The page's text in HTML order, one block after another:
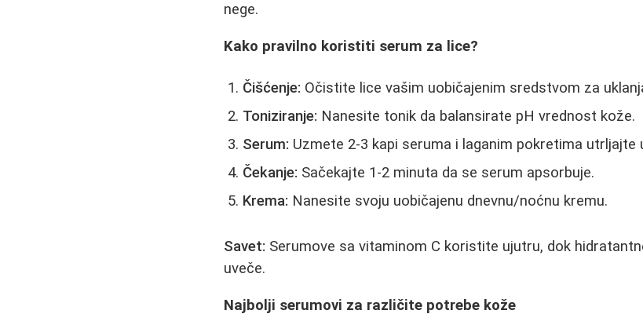
nege.
Kako pravilno koristiti serum za lice?
Čišćenje: Očistite lice vašim uobičajenim sredstvom za
Toniziranje: Nanesite tonik da balansirate pH vrednost kože.
Serum: Uzmete 2-3 kapi seruma i laganim pokretima utrljajte
Čekanje: Sačekajte 1-2 minuta da se serum apsorbuje.
Krema: Nanesite svoju uobičajenu dnevnu/noćnu kremu.
Savet: Serumove sa vitaminom C koristite ujutru, dok
uveče.
Najbolji serumovi za različite potrebe kože